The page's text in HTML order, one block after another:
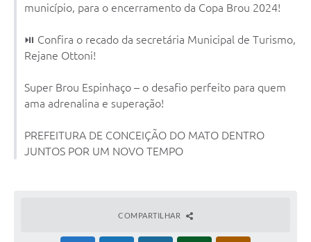
Contratos
Arquivos para Download
Obras
Galeria de Vídeos
município, para o encerramento da Copa Brou 2024!
⏯️ Confira o recado da secretária Municipal de Turismo,
Rejane Ottoni!
Super Brou Espinhaço – o desafio perfeito para quem
ama adrenalina e superação!
PREFEITURA DE CONCEIÇÃO DO MATO DENTRO
JUNTOS POR UM NOVO TEMPO
COMPARTILHAR